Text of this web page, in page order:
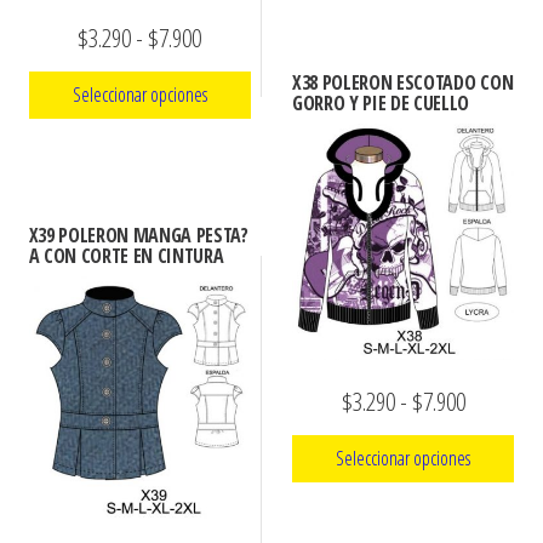
página
de
producto
hasta
$7.900
múltiples
variantes.
Las
opciones
se
pueden
elegir
en
página
de
producto
$3.290- $7.900Rango
de
precios:
hasta
Seleccionar opciones
múltiples
variantes.
Las
opciones
se
pueden
elegir
en
X38 POLERON ESCOTADO CON
GORRO Y PIE DE CUELLO
$3.290- $7.900Rango
de
precios:
Seleccionar opciones
X39 POLERON MANGA PESTA?
A CON CORTE EN CINTURA